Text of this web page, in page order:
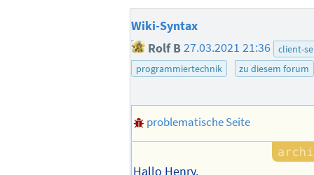
Wiki-Syntax
Rolf B 27.03.2021 21:36
client-
programmiertechnik
zu diesem forum
problematische Seite
Hallo Henry,